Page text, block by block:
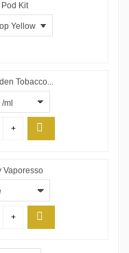
Kit
Tobacco...
+
Vaporesso
+